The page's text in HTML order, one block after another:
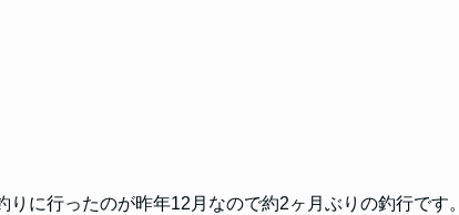
に行ったのが昨年12月なので約2ヶ月ぶりの釣行です。